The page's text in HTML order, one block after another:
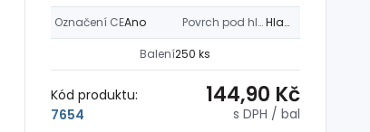
Označení CEAno Povrch pod hlavou Hladký
Balení250 ks
Kód produktu:
7654
144,90 Kč
s DPH / bal